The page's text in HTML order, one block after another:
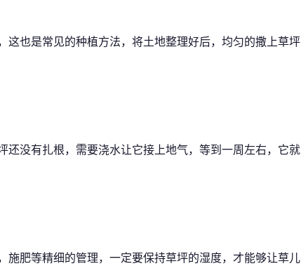
也是常见的种植方法，将土地整理好后，均匀的撒上草坪
没有扎根，需要浇水让它接上地气，等到一周左右，它就
肥等精细的管理，一定要保持草坪的湿度，才能够让草儿